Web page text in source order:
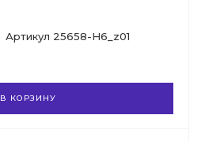
Артикул 25658-H6_z01
В КОРЗИНУ